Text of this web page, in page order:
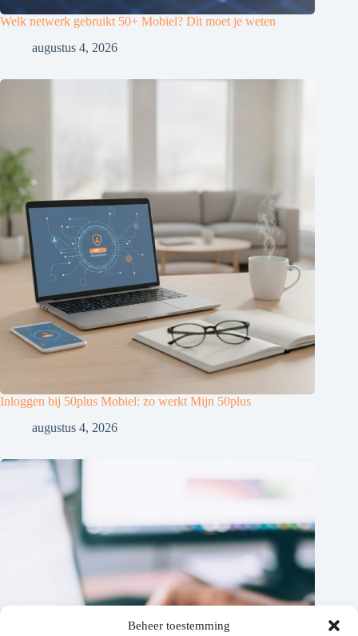
Beheer toestemming
Welk netwerk gebruikt 50+ Mobiel? Dit moet je weten
augustus 4, 2026
Inloggen bij 50plus Mobiel: zo werkt Mijn 50plus
augustus 4, 2026